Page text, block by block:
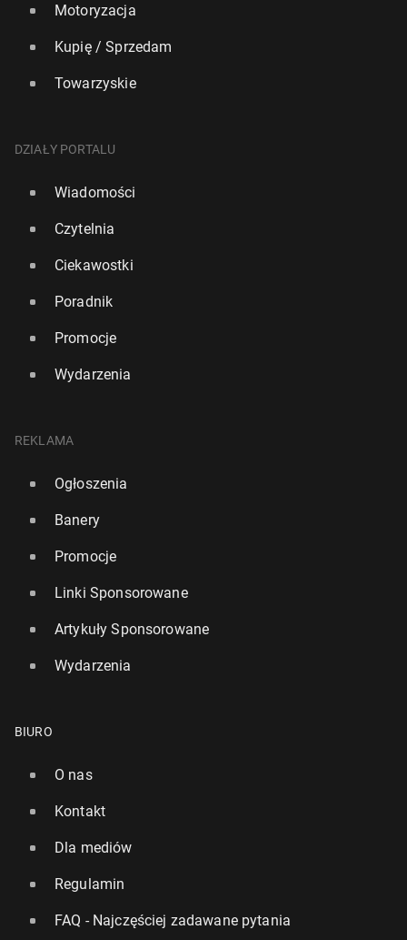
Motoryzacja
Kupię / Sprzedam
Towarzyskie
DZIAŁY PORTALU
Wiadomości
Czytelnia
Ciekawostki
Poradnik
Promocje
Wydarzenia
REKLAMA
Ogłoszenia
Banery
Promocje
Linki Sponsorowane
Artykuły Sponsorowane
Wydarzenia
BIURO
O nas
Kontakt
Dla mediów
Regulamin
FAQ - Najczęściej zadawane pytania